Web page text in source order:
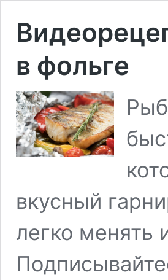
в фольге
вкусный
легко менять